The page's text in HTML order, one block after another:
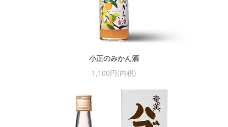
小正のみかん酒
1,100円(内税)